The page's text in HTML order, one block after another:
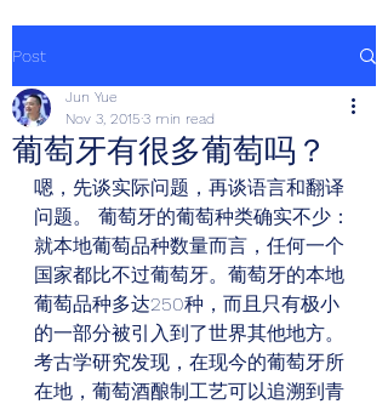
Post
葡萄牙有很多葡萄吗？
Jun Yue
Nov 3, 2015 3 min read
嗯，先谈实际问题，再谈语言和翻译
问题。 葡萄牙的葡萄种类确实不少：
就本地葡萄品种数量而言，任何一个
国家都比不过葡萄牙。葡萄牙的本地
葡萄品种多达250种，而且只有极小
的一部分被引入到了世界其他地方。
考古学研究发现，在现今的葡萄牙所
在地，葡萄酒酿制工艺可以追溯到青